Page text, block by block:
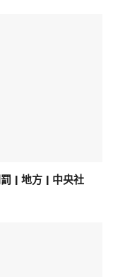
| 地方 | 中央社